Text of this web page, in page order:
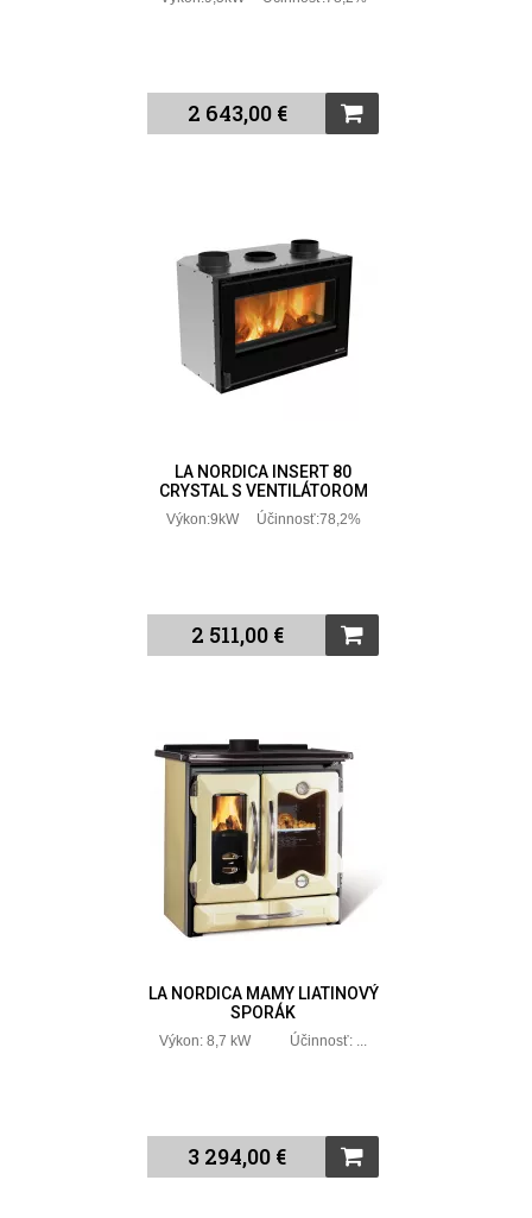
2 643,00 €
LA NORDICA INSERT 80
CRYSTAL S VENTILÁTOROM
Výkon:9kW Účinnosť:78,2%
2 511,00 €
LA NORDICA MAMY LIATINOVÝ
SPORÁK
Výkon: 8,7 kW Účinnosť: ...
3 294,00 €